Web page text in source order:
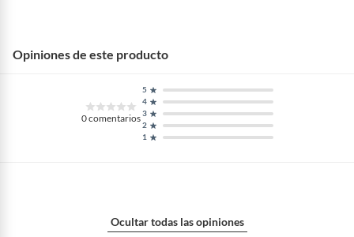
Opiniones de este producto
0comentarios
1
2
3
4
5
Ocultar todas las opiniones